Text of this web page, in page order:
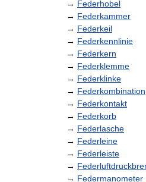
→ Federhobel
→ Federkammer
→ Federkeil
→ Federkennlinie
→ Federkern
→ Federklemme
→ Federklinke
→ Federkombination
→ Federkontakt
→ Federkorb
→ Federlasche
→ Federleine
→ Federleiste
→
→ Federmanometer